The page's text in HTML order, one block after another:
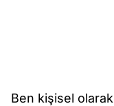
Ben kişisel